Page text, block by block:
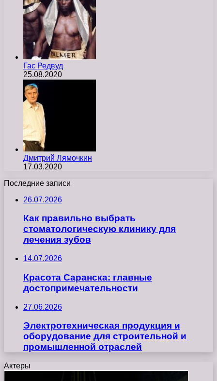
Гас Редвуд
25.08.2020
Дмитрий Лямочкин
17.03.2020
Последние записи
26.07.2026
Как правильно выбрать
стоматологическую клинику для
лечения зубов
14.07.2026
Красота Саранска: главные
достопримечательности
27.06.2026
Электротехническая продукция и
оборудование для строительной и
промышленной отраслей
Актеры